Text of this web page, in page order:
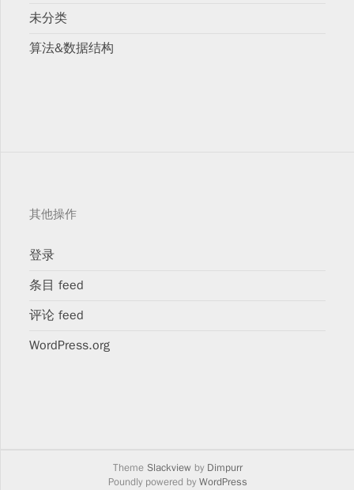
未分类
算法&数据结构
其他操作
登录
条目 feed
评论 feed
WordPress.org
Theme Slackviewby Dimpurr
Poundly powered byWordPress